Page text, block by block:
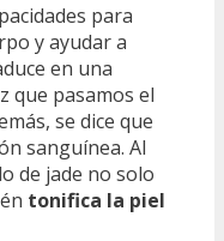
para
y ayudar a
en una
que pasamos el
se dice que
sanguínea. Al
de jade no solo
tonifica la piel